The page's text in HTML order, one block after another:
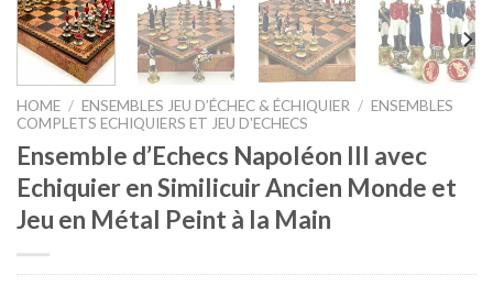
HOME / ENSEMBLES JEU D’ÉCHEC & ÉCHIQUIER / ENSEMBLES
COMPLETS ECHIQUIERS ET JEU D'ECHECS
Ensemble d’Echecs Napoléon III avec
Echiquier en Similicuir Ancien Monde et
Jeu en Métal Peint à la Main